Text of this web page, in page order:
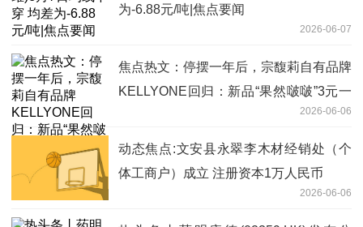
为-6.88元/吨|焦点要闻
2026-06-07
焦点热文：停摆一年后，宗馥莉自有品牌
KELLYONE回归：新品“果然啵啵”3元一
2026-06-06
动态焦点:文安县永翠李木材经销处（个
体工商户）成立 注册资本1万人民币
2026-06-06